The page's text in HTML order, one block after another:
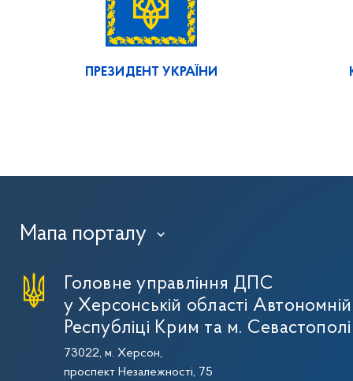
ПРЕЗИДЕНТ УКРАЇНИ
Мапа порталу ›
Головне управління ДПС
у Херсонській області Автономній
Республіці Крим та м. Севастополі
73022, м. Херсон,
проспект Незалежності, 75